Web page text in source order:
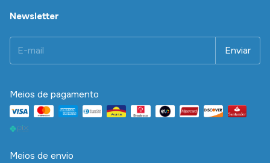
Newsletter
Meios de pagamento
Meios de envio